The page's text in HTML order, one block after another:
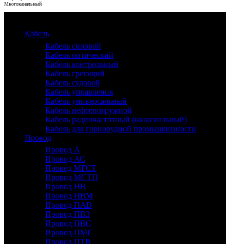
Многоканальный
Кабель
Кабель силовой
Кабель оптический
Кабель контрольный
Кабель греющий
Кабель судовой
Кабель управления
Кабель универсальный
Кабель нефтепогружной
Кабель радиочастотный (коаксиальный)
Кабель для горнорудной промышленности
Провод
Провод А
Провод АС
Провод МГСТ
Провод МСТП
Провод НВ
Провод НВМ
Провод ПАВ
Провод ПВ3
Провод ПВС
Провод ПМГ
Провод ПТВ